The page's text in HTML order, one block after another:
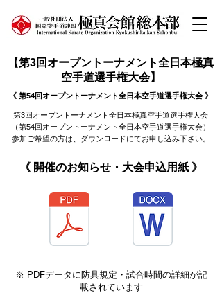
【第3回オープントーナメント全日本極真
空手道選手権大会】
《 第54回オープントーナメント全日本空手道選手権大会 》
第3回オープントーナメント全日本極真空手道選手権大会
（第54回オープントーナメント全日本空手道選手権大会）
参加ご希望の方は、ダウンロードにてお申し込み下さい。
《 開催のお知らせ・大会申込用紙 》
※ PDFデータに防具規定・試合時間の詳細が記
載されています